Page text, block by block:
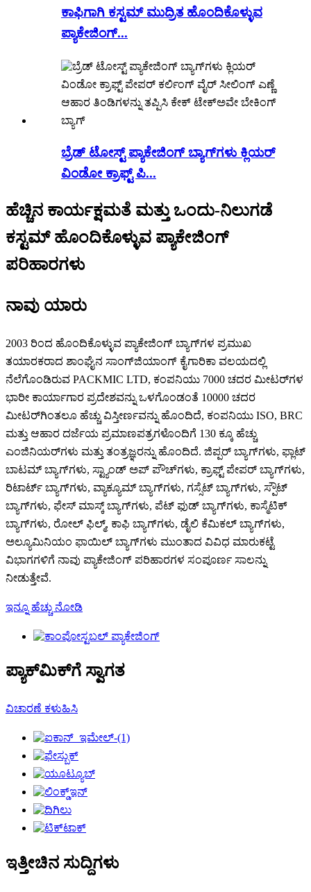
ಕಾಫಿಗಾಗಿ ಕಸ್ಟಮ್ ಮುದ್ರಿತ ಹೊಂದಿಕೊಳ್ಳುವ
ಪ್ಯಾಕೇಜಿಂಗ್...
ಬ್ರೆಡ್ ಟೋಸ್ಟ್ ಪ್ಯಾಕೇಜಿಂಗ್ ಬ್ಯಾಗ್‌ಗಳು ಕ್ಲಿಯರ್
ವಿಂಡೋ ಕ್ರಾಫ್ಟ್ ಪಿ...
ಹೆಚ್ಚಿನ ಕಾರ್ಯಕ್ಷಮತೆ ಮತ್ತು ಒಂದು-ನಿಲುಗಡೆ
ಕಸ್ಟಮ್ ಹೊಂದಿಕೊಳ್ಳುವ ಪ್ಯಾಕೇಜಿಂಗ್
ಪರಿಹಾರಗಳು
ನಾವು ಯಾರು
2003 ರಿಂದ ಹೊಂದಿಕೊಳ್ಳುವ ಪ್ಯಾಕೇಜಿಂಗ್ ಬ್ಯಾಗ್‌ಗಳ ಪ್ರಮುಖ
ತಯಾರಕರಾದ ಶಾಂಘೈನ ಸಾಂಗ್‌ಜಿಯಾಂಗ್ ಕೈಗಾರಿಕಾ ವಲಯದಲ್ಲಿ
ನೆಲೆಗೊಂಡಿರುವ PACKMIC LTD, ಕಂಪನಿಯು 7000 ಚದರ ಮೀಟರ್‌ಗಳ
ಭಾರೀ ಕಾರ್ಯಾಗಾರ ಪ್ರದೇಶವನ್ನು ಒಳಗೊಂಡಂತೆ 10000 ಚದರ
ಮೀಟರ್‌ಗಿಂತಲೂ ಹೆಚ್ಚು ವಿಸ್ತೀರ್ಣವನ್ನು ಹೊಂದಿದೆ, ಕಂಪನಿಯು ISO, BRC
ಮತ್ತು ಆಹಾರ ದರ್ಜೆಯ ಪ್ರಮಾಣಪತ್ರಗಳೊಂದಿಗೆ 130 ಕ್ಕೂ ಹೆಚ್ಚು
ಎಂಜಿನಿಯರ್‌ಗಳು ಮತ್ತು ತಂತ್ರಜ್ಞರನ್ನು ಹೊಂದಿದೆ. ಜಿಪ್ಪರ್ ಬ್ಯಾಗ್‌ಗಳು, ಫ್ಲಾಟ್
ಬಾಟಮ್ ಬ್ಯಾಗ್‌ಗಳು, ಸ್ಟ್ಯಾಂಡ್ ಅಪ್ ಪೌಚ್‌ಗಳು, ಕ್ರಾಫ್ಟ್ ಪೇಪರ್ ಬ್ಯಾಗ್‌ಗಳು,
ರಿಟಾರ್ಟ್ ಬ್ಯಾಗ್‌ಗಳು, ವ್ಯಾಕ್ಯೂಮ್ ಬ್ಯಾಗ್‌ಗಳು, ಗಸ್ಸೆಟ್ ಬ್ಯಾಗ್‌ಗಳು, ಸ್ಪೌಟ್
ಬ್ಯಾಗ್‌ಗಳು, ಫೇಸ್ ಮಾಸ್ಕ್ ಬ್ಯಾಗ್‌ಗಳು, ಪೆಟ್ ಫುಡ್ ಬ್ಯಾಗ್‌ಗಳು, ಕಾಸ್ಮೆಟಿಕ್
ಬ್ಯಾಗ್‌ಗಳು, ರೋಲ್ ಫಿಲ್ಮ್, ಕಾಫಿ ಬ್ಯಾಗ್‌ಗಳು, ಡೈಲಿ ಕೆಮಿಕಲ್ ಬ್ಯಾಗ್‌ಗಳು,
ಅಲ್ಯೂಮಿನಿಯಂ ಫಾಯಿಲ್ ಬ್ಯಾಗ್‌ಗಳು ಮುಂತಾದ ವಿವಿಧ ಮಾರುಕಟ್ಟೆ
ವಿಭಾಗಗಳಿಗೆ ನಾವು ಪ್ಯಾಕೇಜಿಂಗ್ ಪರಿಹಾರಗಳ ಸಂಪೂರ್ಣ ಸಾಲನ್ನು
ನೀಡುತ್ತೇವೆ.
ಇನ್ನೂ ಹೆಚ್ಚು ನೋಡಿ
ಪ್ಯಾಕ್‌ಮಿಕ್‌ಗೆ ಸ್ವಾಗತ
ವಿಚಾರಣೆ ಕಳುಹಿಸಿ
ಇತ್ತೀಚಿನ ಸುದ್ದಿಗಳು